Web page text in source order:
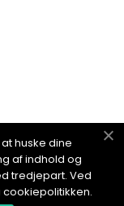
huske dine
af indhold og
tredjepart. Ved